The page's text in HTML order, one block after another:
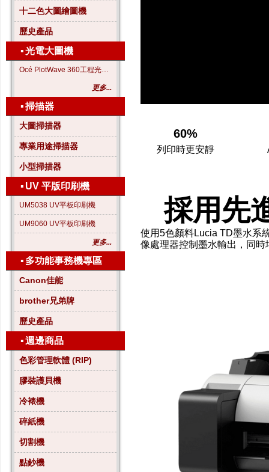
十二色大圖繪圖機
歷史產品
▪光電大圖機
Océ PlotWave 360工程光電大圖機
更多...
▪掃描器
大圖掃描器
專業用途掃描器
小型掃描器
▪ UV 平版印刷機
UM5038 UV平板印刷機
UM9060 UV平板印刷機
更多...
▪ 多功能事務機專區
Canon佳能
brother兄弟牌
歷史產品
▪週邊商品
色彩管理軟體 (RIP)
膠裝護貝機
冷裱機
碎紙機
切割機
點鈔機
60%
列印時更安靜
採用先
使用5色顏料Lucia TD墨水系
像處理器控制墨水輸出，同